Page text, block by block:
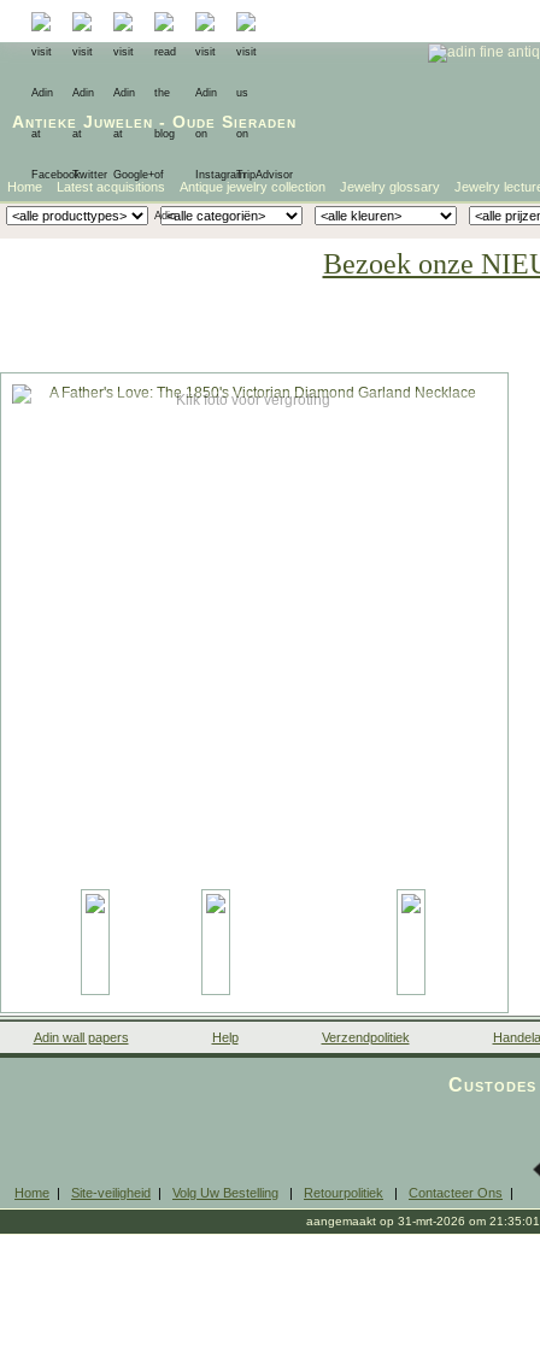
Antieke Juwelen - Oude Sieraden
Home Latest acquisitions Antique jewelry collection Jewelry glossary Jewelry
Bezoek onze
Klik foto voor vergroting
Adin wall papers Help Verzendpolitiek
Home | Site-veiligheid | Volg Uw Bestelling | Retourpolitiek | Contacteer Ons |
aangemaakt op 31-mrt-2026 om